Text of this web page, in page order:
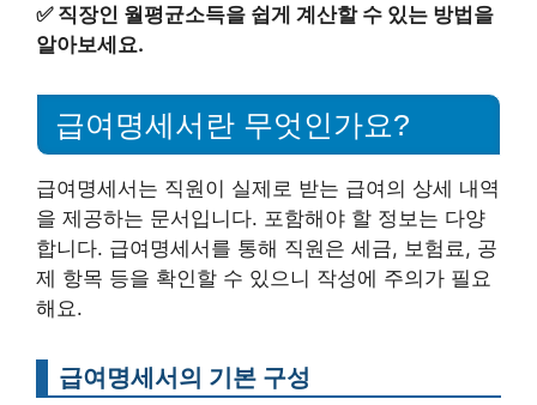
✅ 직장인 월평균소득을 쉽게 계산할 수 있는 방법을
알아보세요.
급여명세서란 무엇인가요?
급여명세서는 직원이 실제로 받는 급여의 상세 내역
을 제공하는 문서입니다. 포함해야 할 정보는 다양
합니다. 급여명세서를 통해 직원은 세금, 보험료, 공
제 항목 등을 확인할 수 있으니 작성에 주의가 필요
해요.
급여명세서의 기본 구성